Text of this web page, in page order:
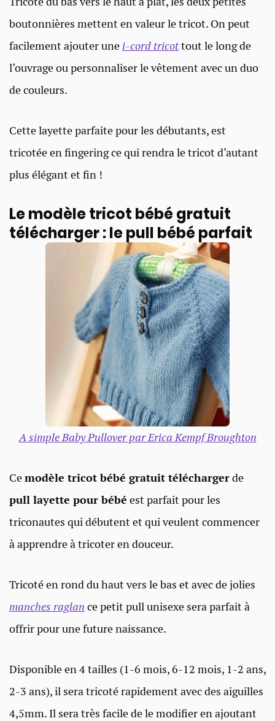
boutonnières mettent en valeur le tricot. On peut
facilement ajouter une i-cord tricottout le long de
l’ouvrage ou personnaliser le vêtement avec un duo
de couleurs.
Cette layette parfaite pour les débutants, est
tricotée en fingering ce qui rendra le tricot d’autant
plus élégant et fin !
Le modèle tricot bébé gratuit
télécharger : le pull bébé parfait
A simple Baby Pullover par Erica Kempf Broughton
Cemodèle tricot bébé gratuit téléchargerde
pull layette pour bébé est parfait pour les
triconautes qui débutent et qui veulent commencer
à apprendre à tricoter en douceur.
Tricoté en rond du haut vers le bas et avec de jolies
manches raglan ce petit pull unisexe sera parfait à
offrir pour une future naissance.
Disponible en 4 tailles (1-6 mois, 6-12 mois, 1-2 ans,
2-3 ans), il sera tricoté rapidement avec des aiguilles
4,5mm. Il sera très facile de le modifier en ajoutant